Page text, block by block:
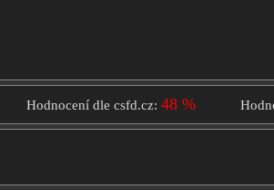
Hodnocení dle csfd.cz: 48 %